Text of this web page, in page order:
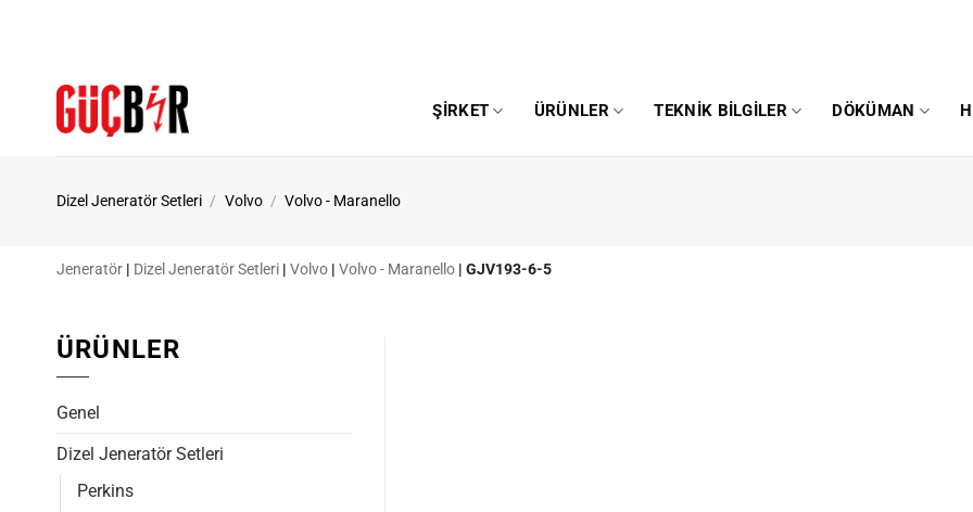
ŞIRKET ÜRÜNLER TEKNIK BILGILER DÖKÜMAN
Dizel Jeneratör Setleri / Volvo / Volvo - Maranello
Jeneratör | Dizel Jeneratör Setleri | Volvo | Volvo - Maranello | GJV193-6-5
ÜRÜNLER
Genel
Dizel Jeneratör Setleri
Perkins